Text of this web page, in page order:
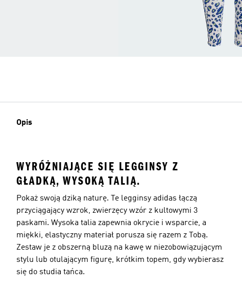
Opis
WYRÓŻNIAJĄCE SIĘ LEGGINSY Z
GŁADKĄ, WYSOKĄ TALIĄ.
Pokaż swoją dziką naturę. Te legginsy adidas łączą
przyciągający wzrok, zwierzęcy wzór z kultowymi 3
paskami. Wysoka talia zapewnia okrycie i wsparcie, a
miękki, elastyczny materiał porusza się razem z Tobą.
Zestaw je z obszerną bluzą na kawę w niezobowiązującym
stylu lub otulającym figurę, krótkim topem, gdy wybierasz
się do studia tańca.